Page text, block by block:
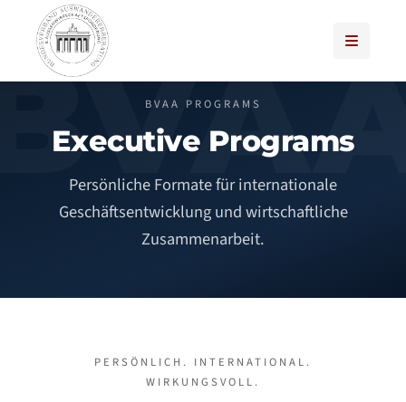
BVAA PROGRAMS
Executive Programs
Persönliche Formate für internationale
Geschäftsentwicklung und wirtschaftliche
Zusammenarbeit.
PERSÖNLICH. INTERNATIONAL.
WIRKUNGSVOLL.